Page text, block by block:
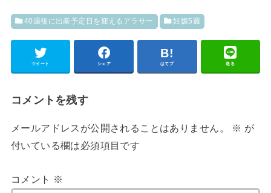
40週後に出産予定日を迎えるアラサー 妊娠5週
ツイート シェア はてブ 送る
コメントを残す
メールアドレスが公開されることはありません。 ※ が
付いている欄は必須項目です
コメント ※